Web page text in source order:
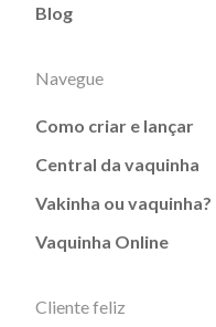
Blog
Navegue
Como criar e lançar
Central da vaquinha
Vakinha ou vaquinha?
Vaquinha Online
Cliente feliz